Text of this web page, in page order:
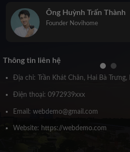
Trịnh Kiều Anh
Co-Founder Novihome
Thông tin liên hệ
Địa chỉ: Trần Khát Chân, Hai Bà Trưng,
Điện thoại: 0972939xxx
Email: webdemo@gmail.com
Website: https://webdemo.com